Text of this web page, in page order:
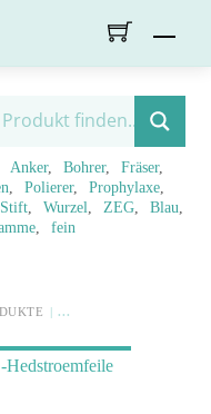
Anker Bohrer
Fräser
Polierer
Prophylaxe
Stift Wurzel ZEG
Blau
fein